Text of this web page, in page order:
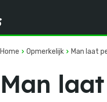
Home Opmerkelijk Man laat
Man